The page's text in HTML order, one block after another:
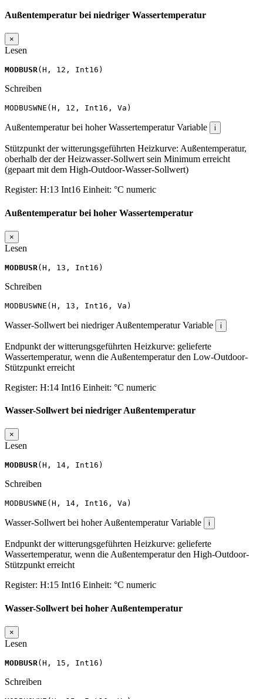
Außentemperatur bei niedriger Wassertemperatur
×
Lesen
MODBUSR( H , 12 , Int16 )
Schreiben
MODBUSWNE ( H , 12 , Int16 , Va )
Außentemperatur bei hoher Wassertemperatur Variable i
Stützpunkt der witterungsgeführten Heizkurve: Außentemperatur,
oberhalb der der Heizwasser-Sollwert sein Minimum erreicht
(gepaart mit dem High-Outdoor-Wasser-Sollwert)
Register: H:13 Int16 Einheit: °C numeric
Außentemperatur bei hoher Wassertemperatur
×
Lesen
MODBUSR ( H , 13 , Int16 )
Schreiben
MODBUSWNE ( H , 13 , Int16 , Va )
Wasser-Sollwert bei niedriger Außentemperatur Variable i
Endpunkt der witterungsgeführten Heizkurve: gelieferte
Wassertemperatur, wenn die Außentemperatur den Low-Outdoor-
Stützpunkt erreicht
Register: H:14 Int16 Einheit: °C numeric
Wasser-Sollwert bei niedriger Außentemperatur
×
Lesen
MODBUSR( H , 14 , Int16 )
Schreiben
MODBUSWNE ( H , 14 , Int16 , Va )
Wasser-Sollwert bei hoher Außentemperatur Variable i
Endpunkt der witterungsgeführten Heizkurve: gelieferte
Wassertemperatur, wenn die Außentemperatur den High-Outdoor-
Stützpunkt erreicht
Register: H:15 Int16 Einheit: °C numeric
Wasser-Sollwert bei hoher Außentemperatur
×
Lesen
MODBUSR ( H , 15 , Int16 )
Schreiben